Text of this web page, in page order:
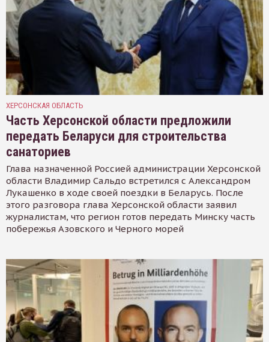
ХЕРСОНСКАЯ ОБЛАСТЬ
Часть Херсонской области предложили
передать Беларуси для строительства
санаториев
Глава назначенной Россией администрации Херсонской
области Владимир Сальдо встретился с Александром
Лукашенко в ходе своей поездки в Беларусь. После
этого разговора глава Херсонской области заявил
журналистам, что регион готов передать Минску часть
побережья Азовского и Черного морей